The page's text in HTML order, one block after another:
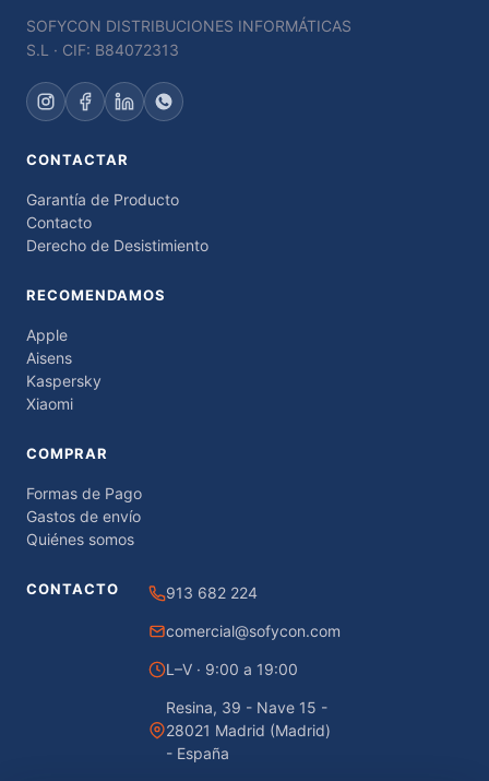
SOFYCON DISTRIBUCIONES INFORMÁTICAS
S.L · CIF: B84072313
CONTACTAR
Garantía de Producto
Contacto
Derecho de Desistimiento
RECOMENDAMOS
Apple
Aisens
Kaspersky
Xiaomi
COMPRAR
Formas de Pago
Gastos de envío
Quiénes somos
CONTACTO 913 682 224
comercial@sofycon.com
L–V · 9:00 a 19:00
Resina, 39 - Nave 15 -
28021 Madrid (Madrid)
- España